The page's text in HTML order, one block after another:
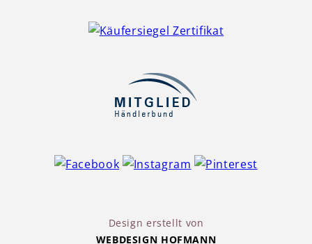
Design erstellt von
WEBDESIGN HOFMANN